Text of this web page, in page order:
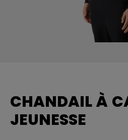
CHANDAIL À
JEUNESSE